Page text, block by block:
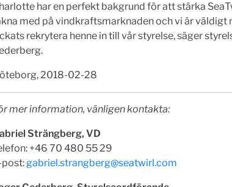
har en perfekt bakgrund för att stärka
med på vindkraftsmarknaden och vi är väldigt
rekrytera henne in till vår styrelse, säger
2018-02-28
mer information, vänligen kontakta:
Strängberg, VD
+46 70 480 55 29
post:gabriel.strangberg@seatwirl.com